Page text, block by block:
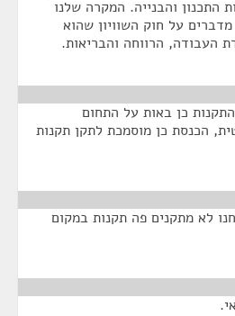
התכנון והבנייה. המקרה שלנו
על חוק השוויון שהוא
העבודה, הרווחה והבריאות.
כן באות על התחום
הכנסת כן מוסמכת לתקן תקנות
לא מתקנים פה תקנות במקום